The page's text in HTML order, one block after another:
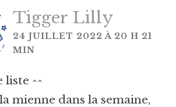
Tigger Lilly
24 JUILLET 2022 À 20 H 21
MIN
liste ^^
mienne dans la semaine,